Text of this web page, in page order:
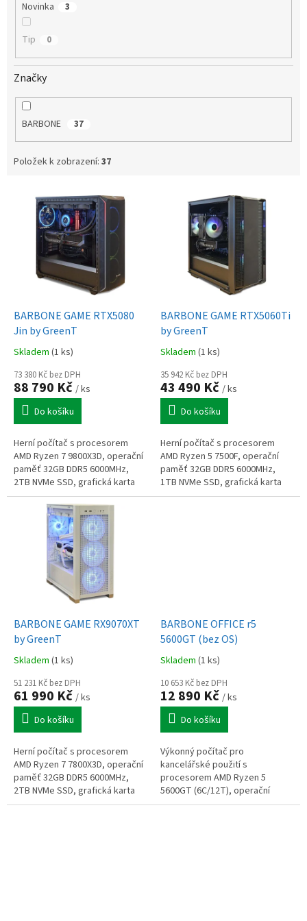
Novinka 3
Tip 0
Značky
BARBONE 37
Položek k zobrazení: 37
BARBONE GAME RTX5080
Jin by GreenT
Skladem (1 ks)
73 380 Kč bez DPH
88 790 Kč / ks
Do košíku
Herní počítač s procesorem
AMD Ryzen 7 9800X3D, operační
paměť 32GB DDR5 6000MHz,
2TB NVMe SSD, grafická karta
GeForce RTX 5080 16GB, Wi-Fi 7,
Windows 11 Home
BARBONE GAME RTX5060Ti
by GreenT
Skladem (1 ks)
35 942 Kč bez DPH
43 490 Kč / ks
Do košíku
Herní počítač s procesorem
AMD Ryzen 5 7500F, operační
paměť 32GB DDR5 6000MHz,
1TB NVMe SSD, grafická karta
GeForce RTX 5060 Ti 16GB, Wi-
BARBONE GAME RX9070XT
by GreenT
Skladem (1 ks)
51 231 Kč bez DPH
61 990 Kč / ks
Do košíku
Herní počítač s procesorem
AMD Ryzen 7 7800X3D, operační
paměť 32GB DDR5 6000MHz,
2TB NVMe SSD, grafická karta
Radeon RX 9070 XT 16GB,
BARBONE OFFICE r5
5600GT (bez OS)
Skladem (1 ks)
10 653 Kč bez DPH
12 890 Kč / ks
Do košíku
Výkonný počítač pro
kancelářské použití s
procesorem AMD Ryzen 5
5600GT (6C/12T), operační
paměť 16GB DDR4, 512GB NVMe